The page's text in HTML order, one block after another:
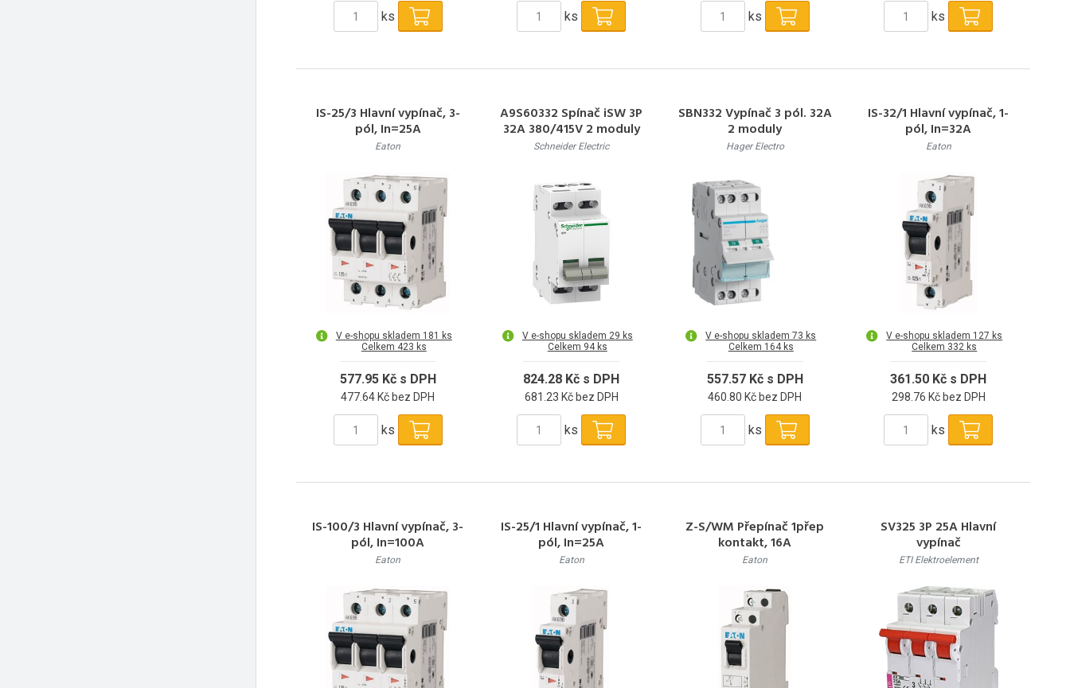
ks ks ks ks
IS-25/3 Hlavní vypínač, 3-
pól, In=25A
Eaton
V e-shopu skladem 181 ks
Celkem 423 ks
577.95 Kč s DPH
477.64 Kč bez DPH
ks
A9S60332 Spínač iSW 3P
32A 380/415V 2 moduly
Schneider Electric
V e-shopu skladem 29 ks
Celkem 94 ks
824.28 Kč s DPH
681.23 Kč bez DPH
ks
SBN332 Vypínač 3 pól. 32A
2 moduly
Hager Electro
V e-shopu skladem 73 ks
Celkem 164 ks
557.57 Kč s DPH
460.80 Kč bez DPH
ks
IS-32/1 Hlavní vypínač, 1-
pól, In=32A
Eaton
V e-shopu skladem 127 ks
Celkem 332 ks
361.50 Kč s DPH
298.76 Kč bez DPH
ks
IS-100/3 Hlavní vypínač, 3-
pól, In=100A
Eaton
IS-25/1 Hlavní vypínač, 1-
pól, In=25A
Eaton
Z-S/WM Přepínač 1přep
kontakt, 16A
Eaton
SV325 3P 25A Hlavní
vypínač
ETI Elektroelement